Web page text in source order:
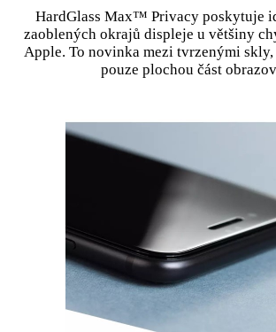
HardGlass Max™ Privacy poskytuje
zaoblených okrajů displeje u většiny
Apple. To novinka mezi tvrzenými
pouze plochou část